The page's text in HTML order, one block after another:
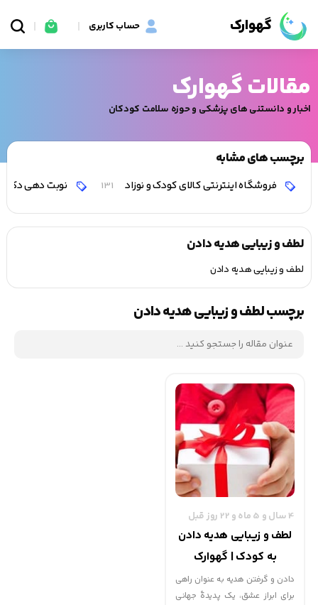
گهوارک حساب کاربری
مقالات گهوارک
اخبار و دانستنی های پزشکی و حوزه سلامت کودکان
برچسب های مشابه
فروشگاه اینترنتی کالای کودک و نوزاد 131 نوبت دهی
لطف و زیبایی هدیه دادن
لطف و زیبایی هدیه دادن
برچسب لطف و زیبایی هدیه دادن
4 سال و 5 ماه و 22 روز قبل
لطف و زیبایی هدیه دادن
به کودک | گهوارک
دادن و گرفتن هدیه به عنوان راهی
برای ابراز عشق، یک پدیدۀ جهانی